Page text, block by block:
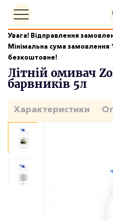
Увага! Відправлення
Мінімальна сума
безкоштовне!
Рідини омивача
Літній омивач Zollex без
Літній омивач
барвників 5л
Характеристики